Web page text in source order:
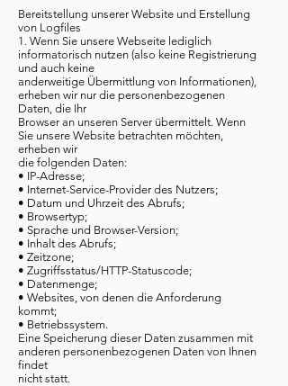
Bereitstellung unserer Website und Erstellung
von Logfiles
1. Wenn Sie unsere Webseite lediglich
informatorisch nutzen (also keine Registrierung
und auch keine
anderweitige Übermittlung von Informationen),
erheben wir nur die personenbezogenen
Daten, die Ihr
Browser an unseren Server übermittelt. Wenn
Sie unsere Website betrachten möchten,
erheben wir
die folgenden Daten:
• IP-Adresse;
• Internet-Service-Provider des Nutzers;
• Datum und Uhrzeit des Abrufs;
• Browsertyp;
• Sprache und Browser-Version;
• Inhalt des Abrufs;
• Zeitzone;
• Zugriffsstatus/HTTP-Statuscode;
• Datenmenge;
• Websites, von denen die Anforderung
kommt;
• Betriebssystem.
Eine Speicherung dieser Daten zusammen mit
anderen personenbezogenen Daten von Ihnen
findet
nicht statt.